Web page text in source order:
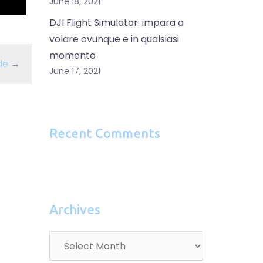
→
DJI Flight Simulator: impara a
volare ovunque e in qualsiasi
momento
June 17, 2021
Recent Comments
Archives